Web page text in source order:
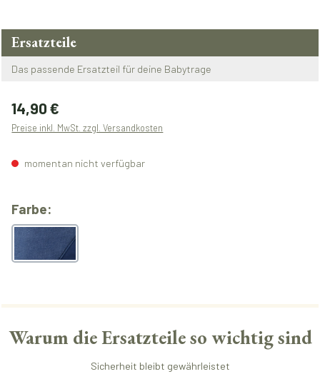
Ersatzteile
Das passende Ersatzteil für deine Babytrage
Regulärer Preis:
14,90 €
Preise inkl. MwSt. zzgl. Versandkosten
momentan nicht verfügbar
Farbe:
melangeblue
Warum die Ersatzteile so wichtig sind
Sicherheit bleibt gewährleistet